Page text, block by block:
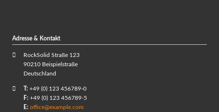
Adresse & Kontakt
RockSolid Straße 123
90210 Beispielstraße
Deutschland
T:+49 (0) 123 456789-0
F:+49 (0) 123 456789-5
E: office@example.com